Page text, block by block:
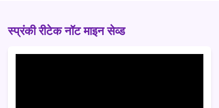
स्प्रंकी रीटेक नॉट माइन सेव्ड